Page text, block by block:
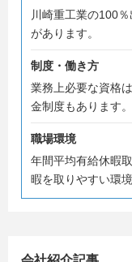
・エントリーシ
出席者にはESプ
☆ES書き方講座付
☆短縮版！WEB会
川崎重工業の100
があります。
制度・働き方
業務上必要な資格
金制度もあります。
職場環境
年間平均有給休暇
暇を取りやすい環境